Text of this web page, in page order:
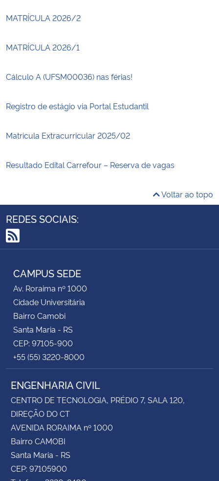
MATRÍCULA 2026/2
MATRÍCULA 2026/1
Cálculo A (UFSM00036) nas férias!
Registro de estágio via Portal Estudantil
Matricula Extracurricular 2025/02
Resultado Edital Carrefour – Reserva de vagas
Voltar ao topo
REDES SOCIAIS:
RSS
CAMPUS SEDE
Av. Roraima nº 1000
Cidade Universitária
Bairro Camobi
Santa Maria - RS
CEP: 97105-900
+55 (55) 3220-8000
ENGENHARIA CIVIL
CENTRO DE TECNOLOGIA, PRÉDIO 7, SALA 120,
DIREÇÃO DO CT
AVENIDA RORAIMA nº 1000
Bairro CAMOBI
Santa Maria - RS
CEP: 97105900